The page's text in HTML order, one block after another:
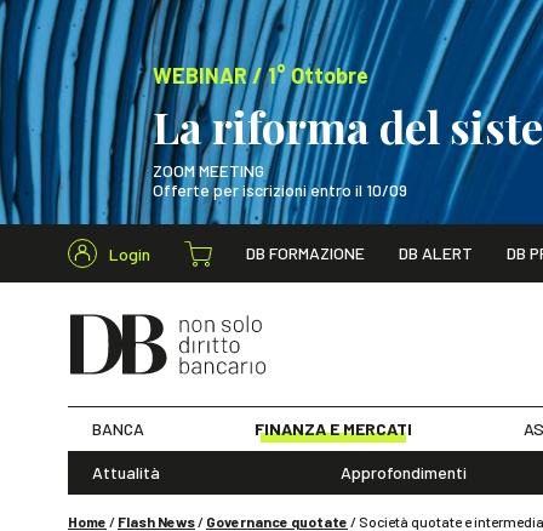
WEBINAR / 1° Ottobre
La riforma del
ZOOM MEETING
Offerte per iscrizioni entro il 10/09
WEBINAR / 1°
Login DB FORMAZIONE DB ALERT DB
BANCA FINANZA E MERCATI
Attualità Approfondimenti
Home / Flash News/ Governance quotate / Società quotate e